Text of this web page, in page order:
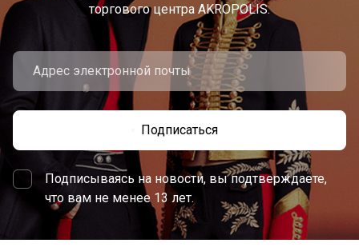
торгового центра AKROPOLIS.
Подписаться
Подписываясь на новости, вы подтверждаете,
что вам не менее 13 лет.